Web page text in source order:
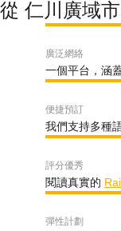
從 仁川廣域
廣泛網絡
一個平台，涵
便捷預訂
我們支持多種
評分優秀
閱讀真實的
彈性計劃